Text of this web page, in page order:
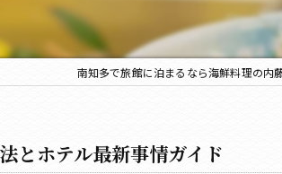
南知多で旅館に泊まるなら海鮮料理の内
とホテル最新事情ガイド